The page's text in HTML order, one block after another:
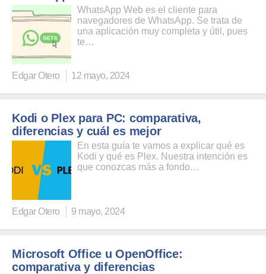
WhatsApp Web es el cliente para
navegadores de WhatsApp. Se trata de
una aplicación muy completa y útil, pues
te…
Edgar Otero 12 mayo, 2024
Kodi o Plex para PC: comparativa,
diferencias y cuál es mejor
En esta guía te vamos a explicar qué es
Kodi y qué es Plex. Nuestra intención es
que conozcas más a fondo…
Edgar Otero 9 mayo, 2024
Microsoft Office u OpenOffice:
comparativa y diferencias